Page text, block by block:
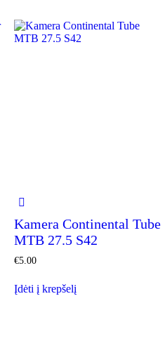
Kamera Continental Tube
MTB 27.5 S42
€5.00
Įdėti į krepšelį